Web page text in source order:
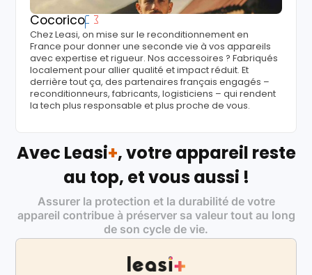
Cocorico
Chez Leasi, on mise sur le reconditionnement en
France pour donner une seconde vie à vos appareils
avec expertise et rigueur. Nos accessoires ? Fabriqués
localement pour allier qualité et impact réduit. Et
derrière tout ça, des partenaires français engagés –
reconditionneurs, fabricants, logisticiens – qui rendent
la tech plus responsable et plus proche de vous.
Avec Leasi+, votre appareil reste
au top, et vous aussi !
Assurer la protection et la durabilité de votre
appareil contribue à préserver sa valeur tout au long
de son cycle de vie.